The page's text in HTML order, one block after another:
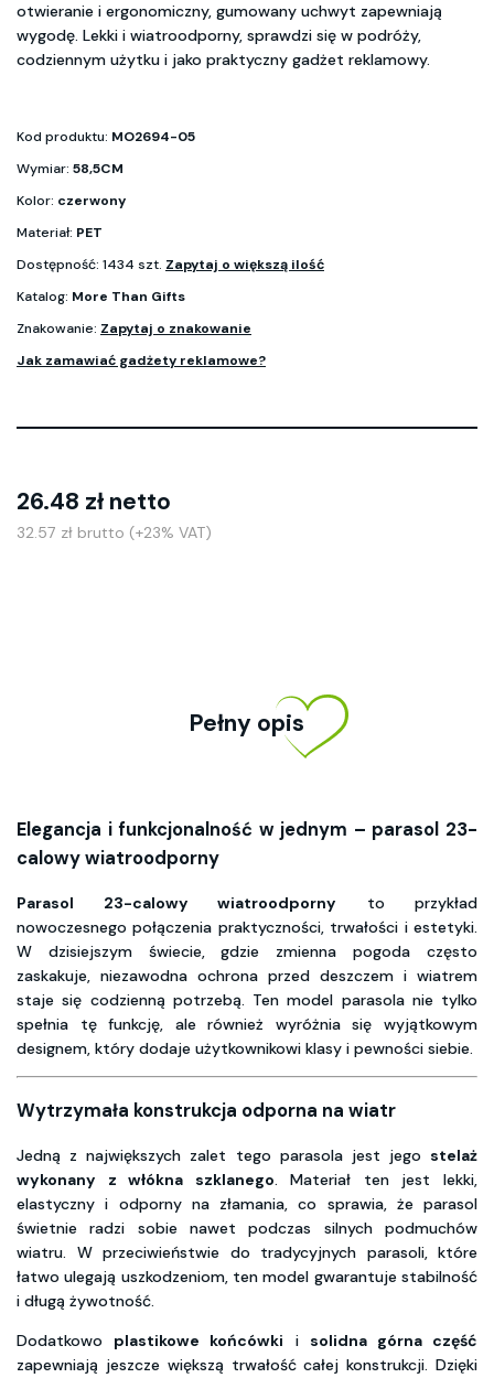
otwieranie i ergonomiczny, gumowany uchwyt zapewniają
wygodę. Lekki i wiatroodporny, sprawdzi się w podróży,
codziennym użytku i jako praktyczny gadżet reklamowy.
Kod produktu: MO2694-05
Wymiar: 58,5CM
Kolor: czerwony
Materiał: PET
Dostępność: 1434 szt. Zapytaj o większą ilość
Katalog: More Than Gifts
Znakowanie: Zapytaj o znakowanie
Jak zamawiać gadżety reklamowe?
26.48 zł netto
32.57 zł brutto (+23% VAT)
Pełny opis
Elegancja i funkcjonalność w jednym – parasol 23-
calowy wiatroodporny
Parasol 23-calowy wiatroodporny to przykład
nowoczesnego połączenia praktyczności, trwałości i estetyki.
W dzisiejszym świecie, gdzie zmienna pogoda często
zaskakuje, niezawodna ochrona przed deszczem i wiatrem
staje się codzienną potrzebą. Ten model parasola nie tylko
spełnia tę funkcję, ale również wyróżnia się wyjątkowym
designem, który dodaje użytkownikowi klasy i pewności siebie.
Wytrzymała konstrukcja odporna na wiatr
Jedną z największych zalet tego parasola jest jego stelaż
wykonany z włókna szklanego. Materiał ten jest lekki,
elastyczny i odporny na złamania, co sprawia, że parasol
świetnie radzi sobie nawet podczas silnych podmuchów
wiatru. W przeciwieństwie do tradycyjnych parasoli, które
łatwo ulegają uszkodzeniom, ten model gwarantuje stabilność
i długą żywotność.
Dodatkowo plastikowe końcówki i solidna górna część
zapewniają jeszcze większą trwałość całej konstrukcji. Dzięki